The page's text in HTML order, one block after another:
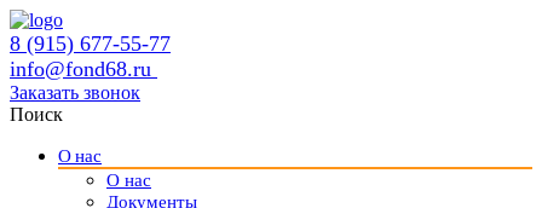
8 (915) 677-55-77
info@fond68.ru
Заказать звонок
Поиск
О нас
О нас
Документы